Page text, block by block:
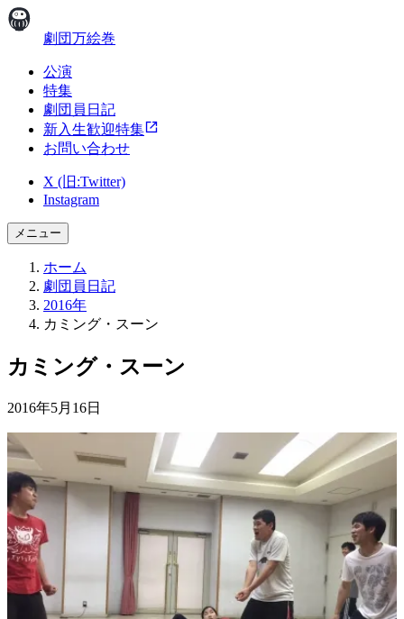
劇団万絵巻
公演
特集
劇団員日記
新入生歓迎特集
お問い合わせ
X (旧:Twitter)
Instagram
メニュー
ホーム
劇団員日記
2016年
カミング・スーン
カミング・スーン
2016年5月16日